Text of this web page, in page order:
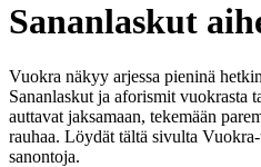
Sananlaskut
Vuokra näkyy arjessa pieninä
Sananlaskut ja aforismit vuokrasta
auttavat jaksamaan, tekemään
rauhaa. Löydät tältä sivulta
sanontoja.